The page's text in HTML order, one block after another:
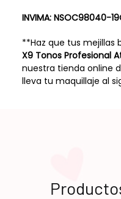
INVIMA: NSOC98040-
**Haz que tus mejillas
X9 Tonos Profesional
nuestra tienda online
lleva tu maquillaje al